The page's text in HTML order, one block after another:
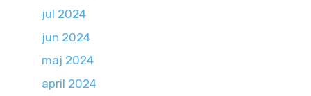
jul 2024
jun 2024
maj 2024
april 2024